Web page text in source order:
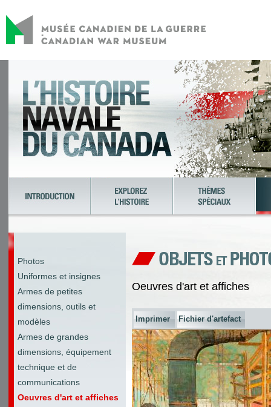
Photos
Uniformes et insignes
Armes de petites
dimensions, outils et
modèles
Armes de grandes
dimensions, équipement
technique et de
communications
Oeuvres d'art et affiches
Oeuvres d'art et affiches
Imprimer Fichier d'artefact